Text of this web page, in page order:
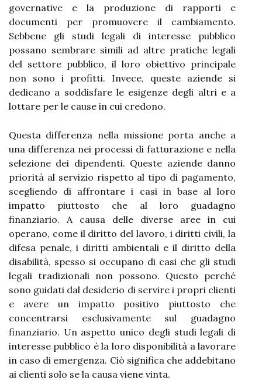
governative e la produzione di rapporti e
documenti per promuovere il cambiamento.
Sebbene gli studi legali di interesse pubblico
possano sembrare simili ad altre pratiche legali
del settore pubblico, il loro obiettivo principale
non sono i profitti. Invece, queste aziende si
dedicano a soddisfare le esigenze degli altri e a
lottare per le cause in cui credono.
Questa differenza nella missione porta anche a
una differenza nei processi di fatturazione e nella
selezione dei dipendenti. Queste aziende danno
priorità al servizio rispetto al tipo di pagamento,
scegliendo di affrontare i casi in base al loro
impatto piuttosto che al loro guadagno
finanziario. A causa delle diverse aree in cui
operano, come il diritto del lavoro, i diritti civili, la
difesa penale, i diritti ambientali e il diritto della
disabilità, spesso si occupano di casi che gli studi
legali tradizionali non possono. Questo perché
sono guidati dal desiderio di servire i propri clienti
e avere un impatto positivo piuttosto che
concentrarsi esclusivamente sul guadagno
finanziario. Un aspetto unico degli studi legali di
interesse pubblico è la loro disponibilità a lavorare
in caso di emergenza. Ciò significa che addebitano
ai clienti solo se la causa viene vinta.